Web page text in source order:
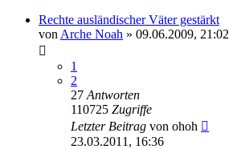
Rechte ausländischer Väter gestärkt
von Arche Noah » 09.06.2009, 21:02
1
2
27 Antworten
110725 Zugriffe
Letzter Beitrag von ohoh
23.03.2011, 16:36